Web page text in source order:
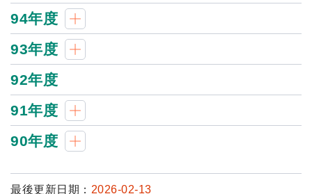
94年度
93年度
92年度
91年度
90年度
最後更新日期： 2026-02-13